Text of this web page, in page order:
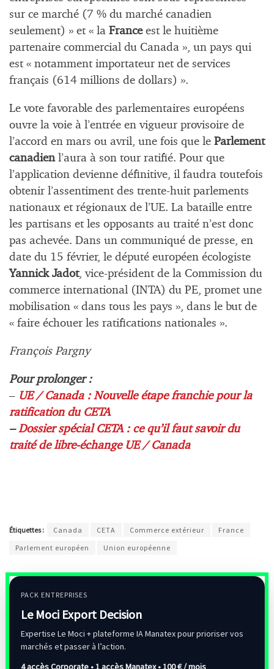
sur ce marché (7 % du marché canadien
seulement) » et « la Franceest le huitième
partenaire commercial du Canada », un pays qui
est « notamment importateur net de services
français (614 millions de dollars) ».
Le vote favorable des parlementaires européens
ouvre la voie à l’entrée en vigueur provisoire de
l’accord en mars ou avril, une fois que le Parlement
canadienl’aura à son tour ratifié. Pour que
l’application devienne définitive, il faudra toutefois
obtenir l’assentiment des trente-huit parlements
nationaux et régionaux de l’UE. La bataille entre
les partisans et les opposants au traité n’est donc
pas achevée. Dans un communiqué de presse, en
date du 15 février, le député européen écologiste
Yannick Jadot, vice-président de la Commission du
commerce international (INTA) du PE, promet une
mobilisation « dans tous les pays », dans le but de
« faire échouer les ratifications nationales ».
François Pargny
Pour prolonger :
– UE / Canada : Nouvelle étape franchie pour la
ratification du CETA
–Dossier spécial CETA : ce qu’il faut savoir du
traité de libre-échange UE / Canada
Étiquettes : Canada CETA Commerce extérieur
France
Parlement européen
Union européenne
PACK ENTREPRISES
Le Moci Export Decision
Expertise Le Moci + plateforme IA Manatex pour prioriser vos
marchés et passer à l’action.
4 accès Corporate • 1 accès Manatex •100 € / mois